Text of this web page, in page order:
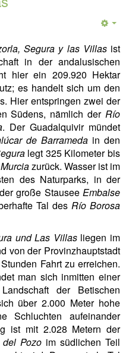
Segura y las Villasist
in der andalusischen
hier ein 209.920 Hektar
es handelt sich um den
Hier entspringen zwei der
Südens, nämlich der Río
. Der Guadalquivir mündet
de Barrameda in den
legt 325 Kilometer bis
Murciazurück. Wasser ist im
des Naturparks, in der
große Stausee Embalse
Tal desRío Borosa
und Las Villasliegen im
von der Provinzhauptstadt
Fahrt zu erreichen.
man sich inmitten einer
der Betischen
über 2.000 Meter hohe
Schluchten aufeinander
ist mit 2.028 Metern der
Pozo im südlichen Teil